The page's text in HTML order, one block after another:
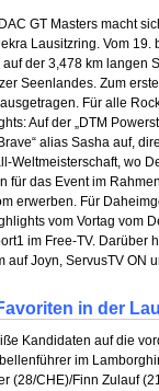
GT Masters macht
Lausitzring. Vom
auf der 3,478 km langen
Seenlandes. Zum
Für alle
Auf der „DTM
alias Sasha auf,
Weltmeisterschaft, wo
für das Event im
erwerben. Für
vom Vortag vom
im Free-TV. Darüber
auf Joyn, ServusTV ON
in der
Kandidaten auf die
im
(28/CHE)/Finn Zulauf